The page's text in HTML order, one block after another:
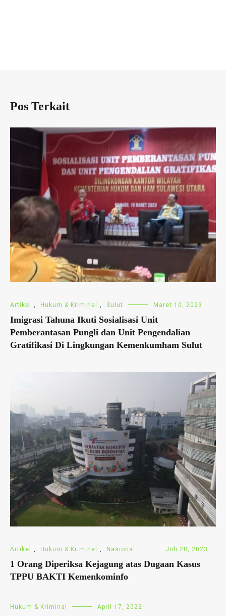
Pos Terkait
Artikel , Hukum & Kriminal , Sulut Maret 10, 2023
Imigrasi Tahuna Ikuti Sosialisasi Unit
Pemberantasan Pungli dan Unit Pengendalian
Gratifikasi Di Lingkungan Kemenkumham Sulut
Artikel , Hukum & Kriminal , Nasional Juli 28, 2023
1 Orang Diperiksa Kejagung atas Dugaan Kasus
TPPU BAKTI Kemenkominfo
Hukum & Kriminal April 17, 2022